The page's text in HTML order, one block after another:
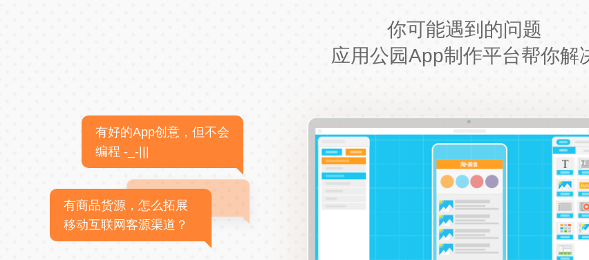
你可能遇到的问题
应用公园App制作平台帮你解
有好的App创意，但不会
编程 -_-|||
有商品货源，怎么拓展
移动互联网客源渠道？